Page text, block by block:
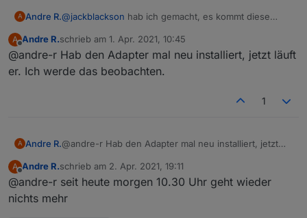
A Andre R.@jackblackson hab ich gemacht, es kommt diese
A
Offline
Andre R.schrieb am 1. Apr. 2021, 10:45
zuletzt editiert von
@andre-r Hab den Adapter mal neu installiert, jetzt läuft
er. Ich werde das beobachten.
1
A Andre R.@andre-r Hab den Adapter mal neu installiert, jetzt
A
Offline
Andre R.schrieb am 2. Apr. 2021, 19:11
zuletzt editiert von
@andre-r seit heute morgen 10.30 Uhr geht wieder
nichts mehr